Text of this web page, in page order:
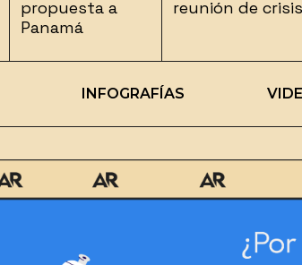
propuesta a
Panamá
reunión de crisis
INFOGRAFÍAS